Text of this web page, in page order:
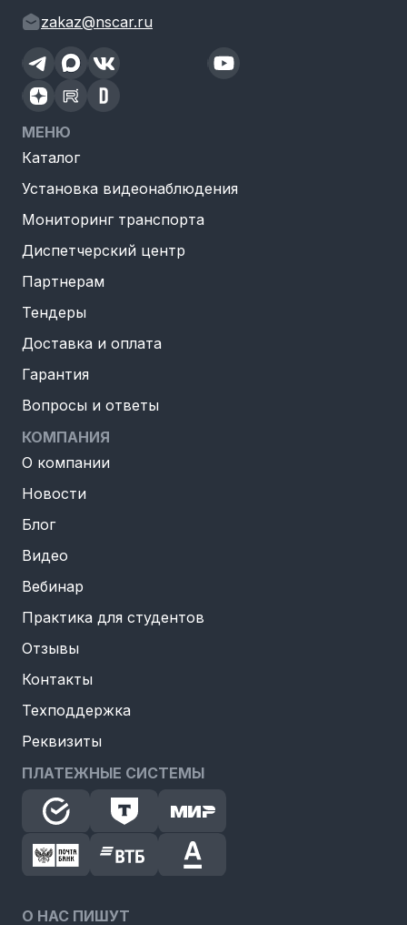
zakaz@nscar.ru
МЕНЮ
Каталог
Установка видеонаблюдения
Мониторинг транспорта
Диспетчерский центр
Партнерам
Тендеры
Доставка и оплата
Гарантия
Вопросы и ответы
КОМПАНИЯ
О компании
Новости
Блог
Видео
Вебинар
Практика для студентов
Отзывы
Контакты
Техподдержка
Реквизиты
ПЛАТЕЖНЫЕ СИСТЕМЫ
О НАС ПИШУТ